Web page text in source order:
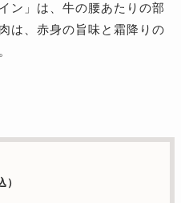
ン」は、牛の腰あたりの部
は、赤身の旨味と霜降りの
）